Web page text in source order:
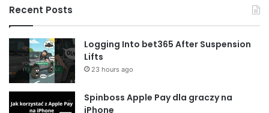
Recent Posts
Logging Into bet365 After Suspension
Lifts
23 hours ago
Spinboss Apple Pay dla graczy na
iPhone